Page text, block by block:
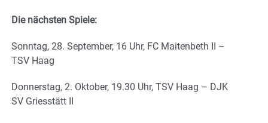
Die nächsten Spiele:
Sonntag, 28. September, 16 Uhr, FC Maitenbeth II –
TSV Haag
Donnerstag, 2. Oktober, 19.30 Uhr, TSV Haag – DJK
SV Griesstätt II